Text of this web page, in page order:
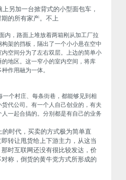
另加一台掀背式的小型面包车，
的所有家产。不上
内，路面上堆放着两箱刚从加工厂拉
架的挡板，隔出了一个小小悬在空中
空间分为了左右双层。上边的简单小
地区。这一窄小的室内空间，将库
作用融为一体。
一个村庄、每条街巷，都能够见到相
代公司。有一个人自己创业的，有夫
一起合搞的。分别都是有自己的业务
的时代，买卖的方式极为简单直
转让甩货给上下游主力，从这当
时互联网还没有很比较发达，价
称，倒货的黄牛党方式所形成的